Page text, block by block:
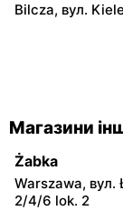
Bilcza, вул.
Iwaniska, вул.
moje sklepy
Gorzyce, вул.
moje sklepy
Jadachy, вул.
Магазини
Żabka
Warszawa, вул.
2/4/6 lok. 2